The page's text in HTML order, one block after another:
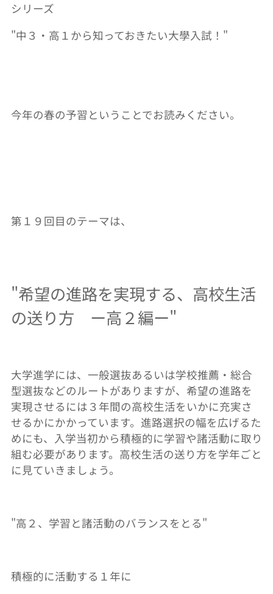
シリーズ
"中３・高１から知っておきたい大學入試！ "
今年の春の予習ということでお読みください。
第１９回目のテーマは、
"希望の進路を実現する、高校生活
の送り方 ー高２編ー"
大学進学には、一般選抜あるいは学校推薦・総合
型選抜などのルートがありますが、希望の進路を
実現させるには３年間の高校生活をいかに充実さ
せるかにかかっています。進路選択の幅を広げるた
めにも、入学当初から積極的に学習や諸活動に取り
組む必要があります。高校生活の送り方を学年ごと
に見ていきましょう。
"高２、学習と諸活動のバランスをとる"
積極的に活動する１年に